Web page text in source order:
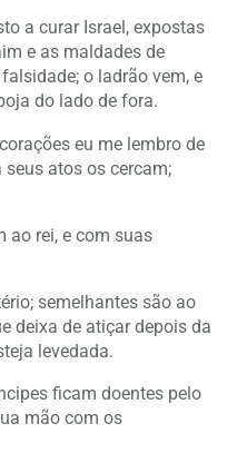
a curar Israel, expostas
e as maldades de
o ladrão vem, e
do lado de fora.
eu me lembro de
atos os cercam;
ao rei, e com suas
semelhantes são ao
deixa de atiçar depois da
levedada.
ficam doentes pelo
mão com os